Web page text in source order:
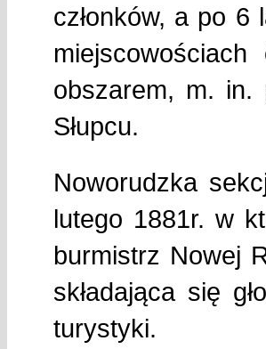
członków, a po 6
obszarem, m. in.
Słupcu.
Noworudzka
lutego 1881r. w
burmistrz Nowej
składająca się
turystyki.